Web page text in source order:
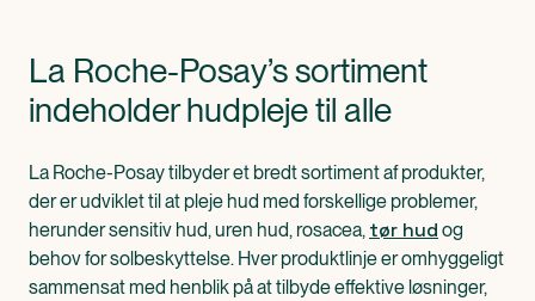
La Roche-Posay’s sortiment
indeholder hudpleje til alle
La Roche-Posay tilbyder et bredt sortiment af produkter,
der er udviklet til at pleje hud med forskellige problemer,
herunder sensitiv hud, uren hud, rosacea, tør hud og
behov for solbeskyttelse. Hver produktlinje er omhyggeligt
sammensat med henblik på at tilbyde effektive løsninger,